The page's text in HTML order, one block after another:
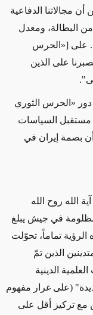
مجالاتنا الدفاعية
البطالة، ومعدل
على [«الحرس
على الذين
دور «الحرس الثوري
مستقبل السياسات
أن بصمة إيران في
الله روح الله
في جيش يبلغ
الرؤية تماماً، تحوّلت
الذين تمّ
الدينية
(على غرار مفهوم
مع تركيز أقل على